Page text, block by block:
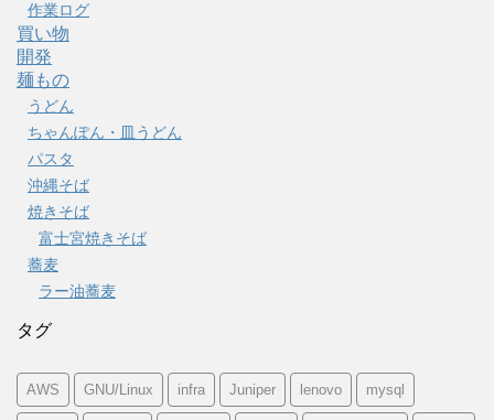
作業ログ
買い物
開発
麺もの
うどん
ちゃんぽん・皿うどん
パスタ
沖縄そば
焼きそば
富士宮焼きそば
蕎麦
ラー油蕎麦
タグ
AWS GNU/Linux infra Juniper lenovo mysql